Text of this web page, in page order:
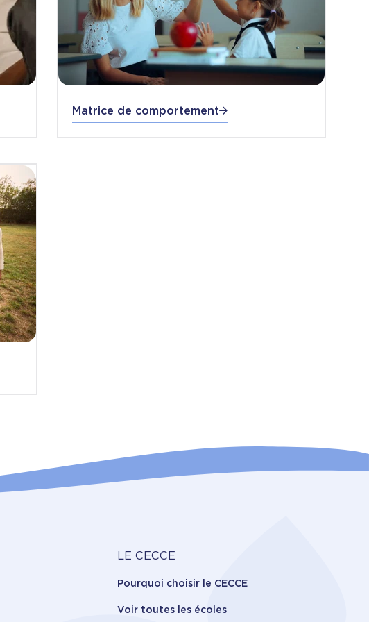
Matrice de comportement
Carrière
LE CECCE
Pourquoi choisir le CECCE
Voir toutes les écoles